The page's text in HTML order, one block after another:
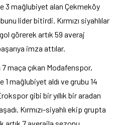
3 mağlubiyet alan Çekmeköy
lider bitirdi. Kırmızı siyahlılar
görerek artık 59 averaj
imza attılar.
maça çıkan Modafenspor,
mağlubiyet aldı ve grubu 14
gibi bir yıllık bir aradan
Kırmızı-siyahlı ekip grupta